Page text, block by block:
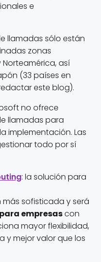
e
llamadas sólo están
zonas
así
(33 países en
este blog).
no ofrece
llamadas para
implementación. Las
todo por sí
: la solución para
más sofisticada y será
empresascon
mayor flexibilidad,
y mejor valor que los